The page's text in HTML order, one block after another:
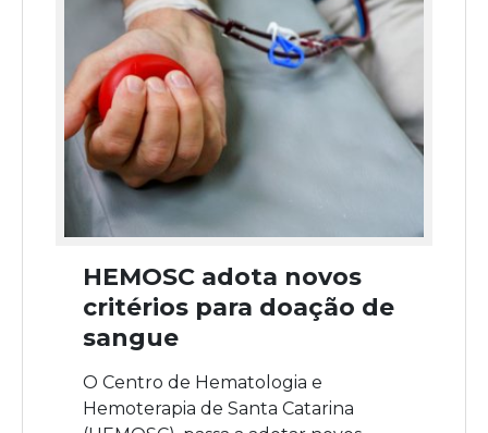
HEMOSC adota novos
critérios para doação de
sangue
O Centro de Hematologia e
Hemoterapia de Santa Catarina